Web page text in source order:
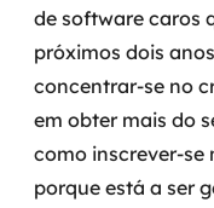
de software caros
próximos dois
concentrar-se no
em obter mais do
como inscrever-se
porque está a ser